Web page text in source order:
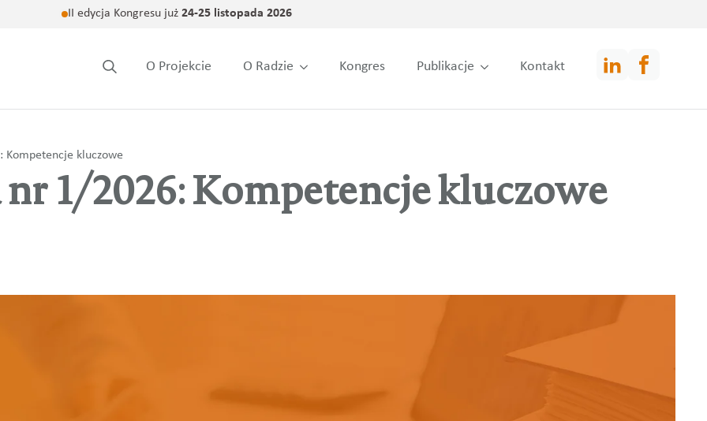
II edycja Kongresu już 24-25 listopada 2026
O Projekcie O Radzie Kongres Publikacje Kontakt
Kompetencje kluczowe
1/2026: Kompetencje kluczowe